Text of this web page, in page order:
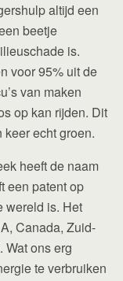
altijd een
beetje
is.
voor 95% uit de
van maken
op kan rijden. Dit
echt groen.
heeft de naam
een patent op
wereld is. Het
Canada, Zuid-
Wat ons erg
te verbruiken